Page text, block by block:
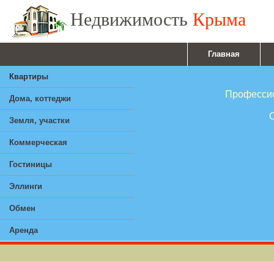
Недвижимость Крыма
Главная
Квартиры
Дома, коттеджи
Земля, участки
Коммерческая
Гостиницы
Эллинги
Обмен
Аренда